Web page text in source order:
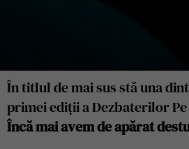
În titlul de mai sus stă una
primei ediții a Dezbaterilor
Încă mai avem de apărat